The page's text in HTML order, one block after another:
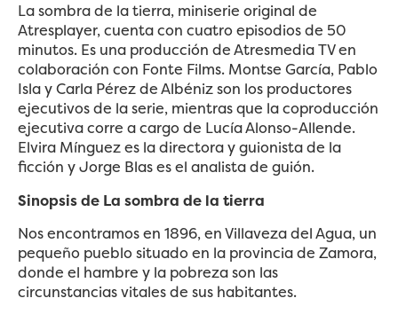
La sombra de la tierra, miniserie original de
Atresplayer, cuenta con cuatro episodios de 50
minutos. Es una producción de Atresmedia TV en
colaboración con Fonte Films. Montse García, Pablo
Isla y Carla Pérez de Albéniz son los productores
ejecutivos de la serie, mientras que la coproducción
ejecutiva corre a cargo de Lucía Alonso-Allende.
Elvira Mínguez es la directora y guionista de la
ficción y Jorge Blas es el analista de guión.
Sinopsis de La sombra de la tierra
Nos encontramos en 1896, en Villaveza del Agua, un
pequeño pueblo situado en la provincia de Zamora,
donde el hambre y la pobreza son las
circunstancias vitales de sus habitantes.